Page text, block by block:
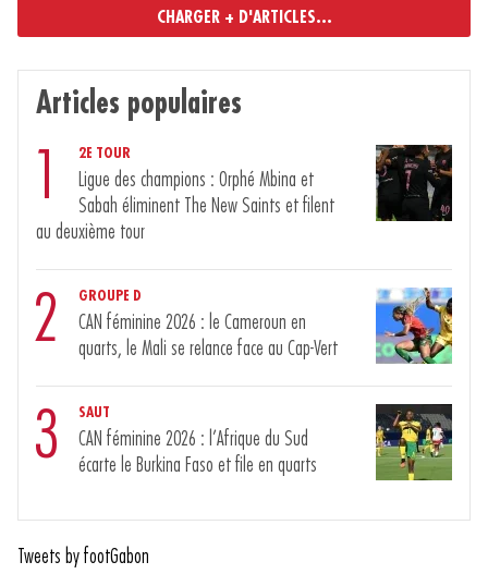
CHARGER + D'ARTICLES...
Articles populaires
2E TOUR
Ligue des champions : Orphé Mbina et
Sabah éliminent The New Saints et filent
au deuxième tour
2 GROUPE D
CAN féminine 2026 : le Cameroun en
quarts, le Mali se relance face au Cap-Vert
3 SAUT
CAN féminine 2026 : l’Afrique du Sud
écarte le Burkina Faso et file en quarts
Tweets by footGabon